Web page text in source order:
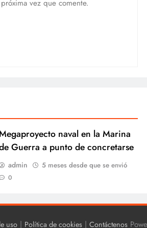
vez que comente.
naval en la Marina
Guerra a punto de concretarse
admin 5 meses desde que se envió
0
uso| Política de cookies| Contáctenos